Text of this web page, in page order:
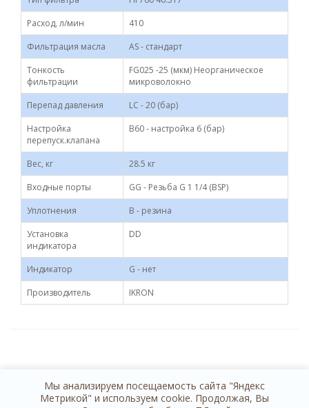
Расход, л/мин
410
Фильтрация масла
AS - стандарт
Тонкость
фильтрации
FG025 -25 (мкм) Неорганическое
микроволокно
Перепад давления
LC - 20 (бар)
Настройка
перепуск.клапана
B60 - настройка 6 (бар)
Вес, кг
28.5 кг
Входные порты
GG - Резьба G 1 1/4 (BSP)
Уплотнения
B - резина
Установка
индикатора
DD
Индикатор
G - нет
Производитель
IKRON
Мы анализируем посещаемость сайта "Яндекс
Метрикой" и используем cookie. Продолжая, Вы